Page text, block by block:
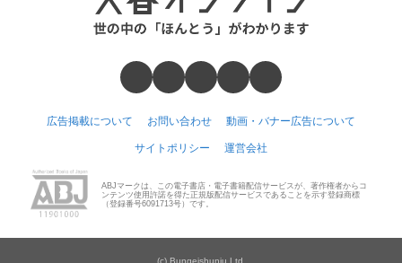
広告掲載について お問い合わせ 動画・バナー広告について
サイトポリシー 運営会社
ABJマークは、この電子書店・電子書籍配信サービスが、著作権者からコ
ンテンツ使用許諾を得た正規版配信サービスであることを示す登録商標
（登録番号6091713号）です。
(c) Bungeishunju Ltd.